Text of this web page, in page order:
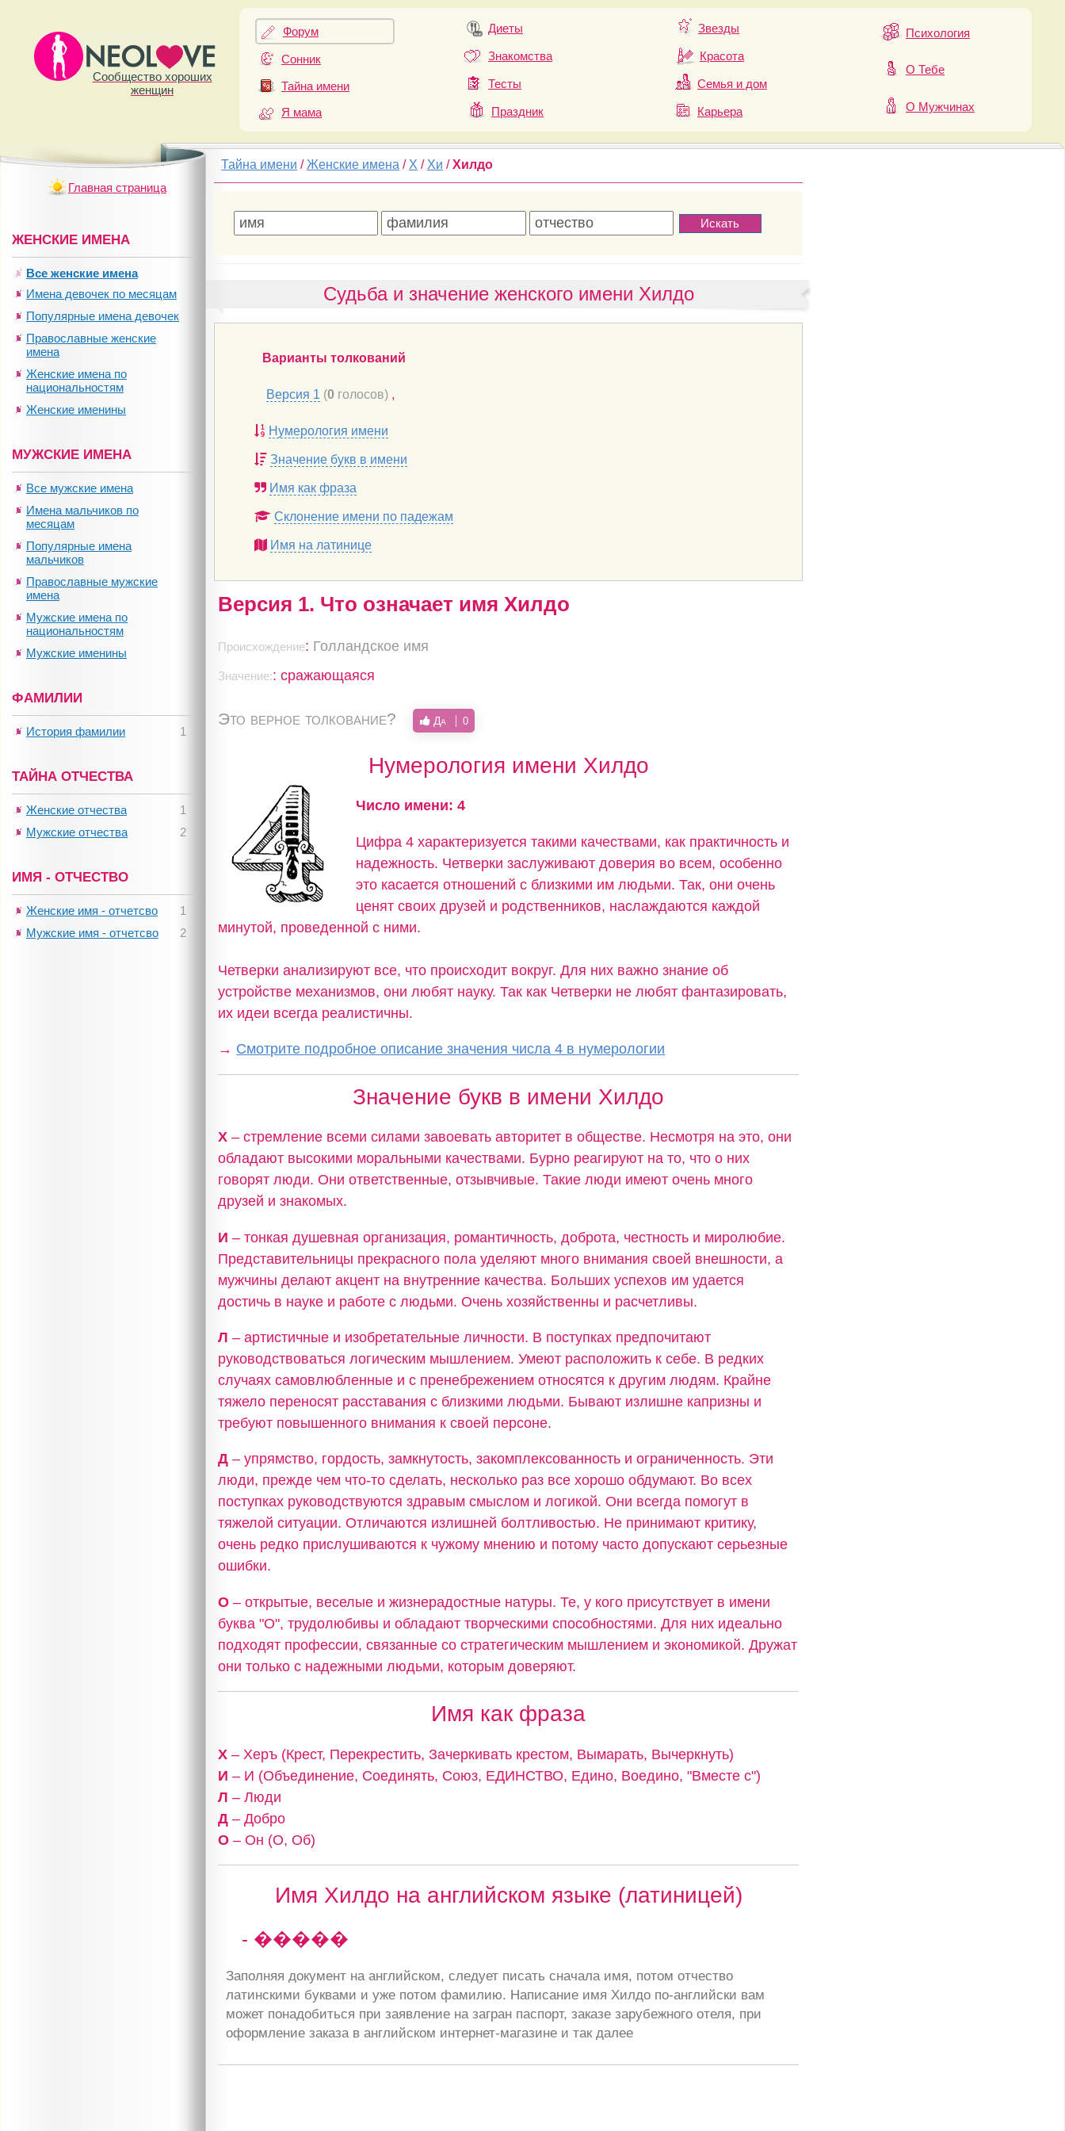
Сообщество хороших
женщин
Форум
Сонник
Тайна имени
Я мама
Диеты
Знакомства
Тесты
Праздник
Звезды
Красота
Семья и дом
Карьера
Психология
О Тебе
О Мужчинах
Тайна имени / Женские имена / Х / Хи /Хилдо
Судьба и значение женского имени Хилдо
Варианты толкований
Версия 1 (0 голосов) ,
Нумерология имени
Значение букв в имени
Имя как фраза
Склонение имени по падежам
Имя на латинице
Версия 1. Что означает имя Хилдо
Происхождение: Голландское имя
Значение:: сражающаяся
Это верное толкование? Да 0
Нумерология имени Хилдо
Число имени: 4
Цифра 4 характеризуется такими качествами, как практичность и
надежность. Четверки заслуживают доверия во всем, особенно
это касается отношений с близкими им людьми. Так, они очень
ценят своих друзей и родственников, наслаждаются каждой
минутой, проведенной с ними.
Четверки анализируют все, что происходит вокруг. Для них важно знание об
устройстве механизмов, они любят науку. Так как Четверки не любят фантазировать,
их идеи всегда реалистичны.
→ Смотрите подробное описание значения числа 4 в нумерологии
Значение букв в имени Хилдо
Х – стремление всеми силами завоевать авторитет в обществе. Несмотря на это, они
обладают высокими моральными качествами. Бурно реагируют на то, что о них
говорят люди. Они ответственные, отзывчивые. Такие люди имеют очень много
друзей и знакомых.
И – тонкая душевная организация, романтичность, доброта, честность и миролюбие.
Представительницы прекрасного пола уделяют много внимания своей внешности, а
мужчины делают акцент на внутренние качества. Больших успехов им удается
достичь в науке и работе с людьми. Очень хозяйственны и расчетливы.
Л – артистичные и изобретательные личности. В поступках предпочитают
руководствоваться логическим мышлением. Умеют расположить к себе. В редких
случаях самовлюбленные и с пренебрежением относятся к другим людям. Крайне
тяжело переносят расставания с близкими людьми. Бывают излишне капризны и
требуют повышенного внимания к своей персоне.
Д – упрямство, гордость, замкнутость, закомплексованность и ограниченность. Эти
люди, прежде чем что-то сделать, несколько раз все хорошо обдумают. Во всех
поступках руководствуются здравым смыслом и логикой. Они всегда помогут в
тяжелой ситуации. Отличаются излишней болтливостью. Не принимают критику,
очень редко прислушиваются к чужому мнению и потому часто допускают серьезные
ошибки.
О – открытые, веселые и жизнерадостные натуры. Те, у кого присутствует в имени
буква "О", трудолюбивы и обладают творческими способностями. Для них идеально
подходят профессии, связанные со стратегическим мышлением и экономикой. Дружат
они только с надежными людьми, которым доверяют.
Имя как фраза
Х – Херъ (Крест, Перекрестить, Зачеркивать крестом, Вымарать, Вычеркнуть)
И – И (Объединение, Соединять, Союз, ЕДИНСТВО, Едино, Воедино, "Вместе с")
Л – Люди
Д – Добро
О – Он (О, Об)
Имя Хилдо на английском языке (латиницей)
- �����
Заполняя документ на английском, следует писать сначала имя, потом отчество
латинскими буквами и уже потом фамилию. Написание имя Хилдо по-английски вам
может понадобиться при заявление на загран паспорт, заказе зарубежного отеля, при
оформление заказа в английском интернет-магазине и так далее
Главная страница
ЖЕНСКИЕ ИМЕНА
Все женские имена
Имена девочек по месяцам
Популярные имена девочек
Православные женские
имена
Женские имена по
национальностям
Женские именины
МУЖСКИЕ ИМЕНА
Все мужские имена
Имена мальчиков по
месяцам
Популярные имена
мальчиков
Православные мужские
имена
Мужские имена по
национальностям
Мужские именины
ФАМИЛИИ
1
История фамилии
ТАЙНА ОТЧЕСТВА
1
Женские отчества
2
Мужские отчества
ИМЯ - ОТЧЕСТВО
1
Женские имя - отчетсво
2
Мужские имя - отчетсво